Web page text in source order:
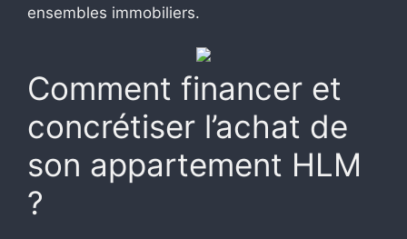
ensembles immobiliers.
Comment financer et
concrétiser l’achat de
son appartement HLM
?